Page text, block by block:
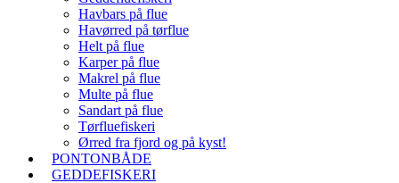
Havbars på flue
Havørred på tørflue
Helt på flue
Karper på flue
Makrel på flue
Multe på flue
Sandart på flue
Tørfluefiskeri
Ørred fra fjord og på kyst!
PONTONBÅDE
GEDDEFISKERI